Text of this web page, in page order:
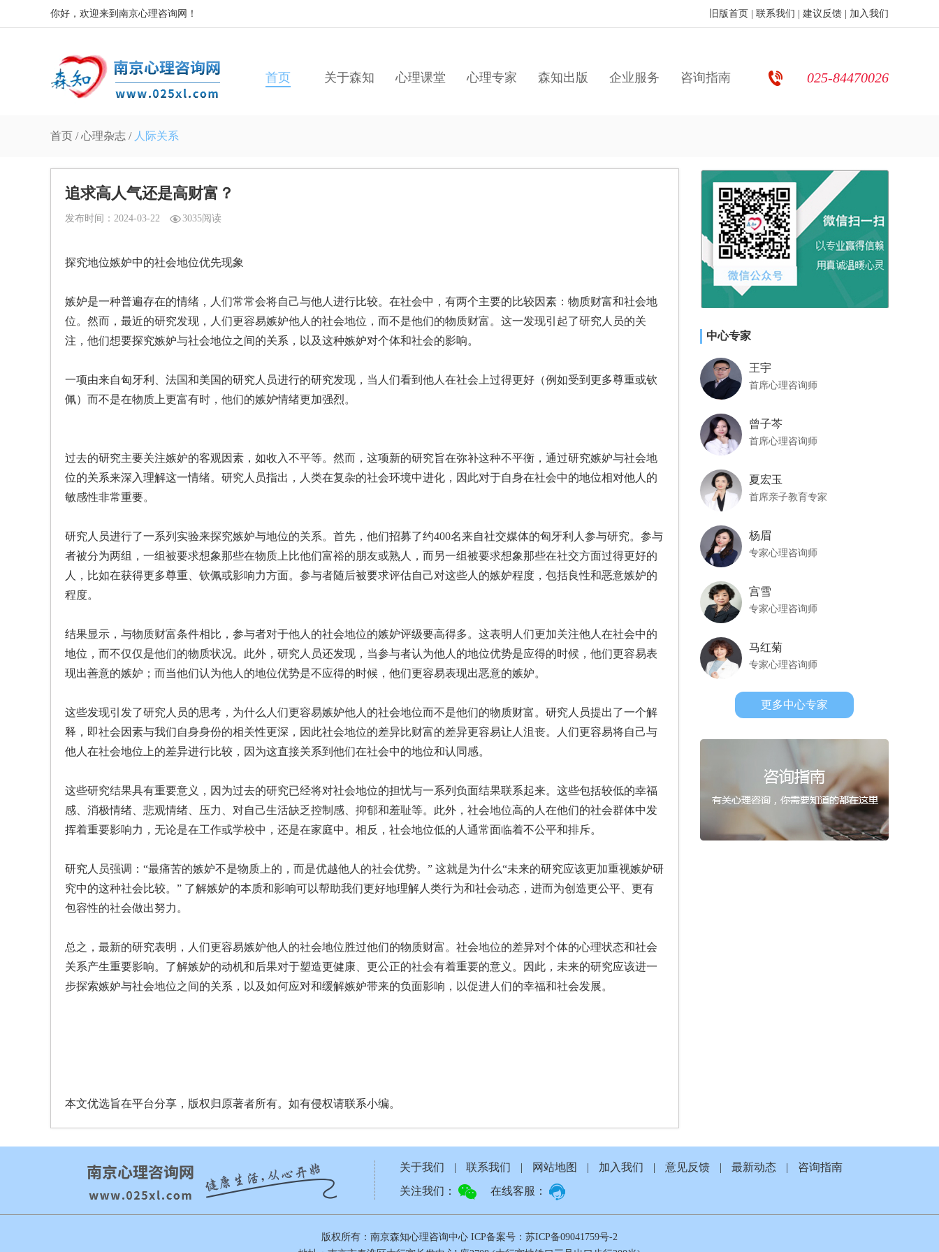
你好，欢迎来到南京心理咨询网！ 旧版首页 联系我们 建议反馈 加入我们
首页 关于森知 心理课堂 心理专家 森知出版 企业服务 咨询指南 025-84470026
首页 /心理杂志 / 人际关系
追求高人气还是高财富？
发布时间：2024-03-22 3035阅读
探究地位嫉妒中的社会地位优先现象
嫉妒是一种普遍存在的情绪，人们常常会将自己与他人进行比较。在社会中，有两个主要的比较因素：物质财富和社会地
位。然而，最近的研究发现，人们更容易嫉妒他人的社会地位，而不是他们的物质财富。这一发现引起了研究人员的关
注，他们想要探究嫉妒与社会地位之间的关系，以及这种嫉妒对个体和社会的影响。
一项由来自匈牙利、法国和美国的研究人员进行的研究发现，当人们看到他人在社会上过得更好（例如受到更多尊重或钦
佩）而不是在物质上更富有时，他们的嫉妒情绪更加强烈。
过去的研究主要关注嫉妒的客观因素，如收入不平等。然而，这项新的研究旨在弥补这种不平衡，通过研究嫉妒与社会地
位的关系来深入理解这一情绪。研究人员指出，人类在复杂的社会环境中进化，因此对于自身在社会中的地位相对他人的
敏感性非常重要。
研究人员进行了一系列实验来探究嫉妒与地位的关系。首先，他们招募了约400名来自社交媒体的匈牙利人参与研究。参与
者被分为两组，一组被要求想象那些在物质上比他们富裕的朋友或熟人，而另一组被要求想象那些在社交方面过得更好的
人，比如在获得更多尊重、钦佩或影响力方面。参与者随后被要求评估自己对这些人的嫉妒程度，包括良性和恶意嫉妒的
程度。
结果显示，与物质财富条件相比，参与者对于他人的社会地位的嫉妒评级要高得多。这表明人们更加关注他人在社会中的
地位，而不仅仅是他们的物质状况。此外，研究人员还发现，当参与者认为他人的地位优势是应得的时候，他们更容易表
现出善意的嫉妒；而当他们认为他人的地位优势是不应得的时候，他们更容易表现出恶意的嫉妒。
这些发现引发了研究人员的思考，为什么人们更容易嫉妒他人的社会地位而不是他们的物质财富。研究人员提出了一个解
释，即社会因素与我们自身身份的相关性更深，因此社会地位的差异比财富的差异更容易让人沮丧。人们更容易将自己与
他人在社会地位上的差异进行比较，因为这直接关系到他们在社会中的地位和认同感。
这些研究结果具有重要意义，因为过去的研究已经将对社会地位的担忧与一系列负面结果联系起来。这些包括较低的幸福
感、消极情绪、悲观情绪、压力、对自己生活缺乏控制感、抑郁和羞耻等。此外，社会地位高的人在他们的社会群体中发
挥着重要影响力，无论是在工作或学校中，还是在家庭中。相反，社会地位低的人通常面临着不公平和排斥。
研究人员强调：“最痛苦的嫉妒不是物质上的，而是优越他人的社会优势。” 这就是为什么“未来的研究应该更加重视嫉妒研
究中的这种社会比较。” 了解嫉妒的本质和影响可以帮助我们更好地理解人类行为和社会动态，进而为创造更公平、更有
包容性的社会做出努力。
总之，最新的研究表明，人们更容易嫉妒他人的社会地位胜过他们的物质财富。社会地位的差异对个体的心理状态和社会
关系产生重要影响。了解嫉妒的动机和后果对于塑造更健康、更公正的社会有着重要的意义。因此，未来的研究应该进一
步探索嫉妒与社会地位之间的关系，以及如何应对和缓解嫉妒带来的负面影响，以促进人们的幸福和社会发展。
本文优选旨在平台分享，版权归原著者所有。如有侵权请联系小编。
中心专家
王宇
首席心理咨询师
曾子芩
首席心理咨询师
夏宏玉
首席亲子教育专家
杨眉
专家心理咨询师
宫雪
专家心理咨询师
马红菊
专家心理咨询师
更多中心专家
关于我们 | 联系我们 | 网站地图 | 加入我们 | 意见反馈 | 最新动态 |
咨询指南
关注我们：
在线客服：
版权所有：南京森知心理咨询中心 ICP备案号：苏ICP备09041759号-2